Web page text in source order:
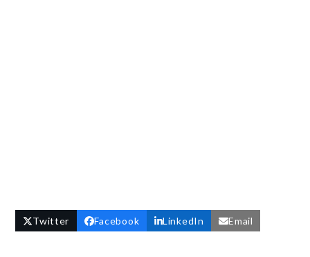
Twitter Facebook LinkedIn Email